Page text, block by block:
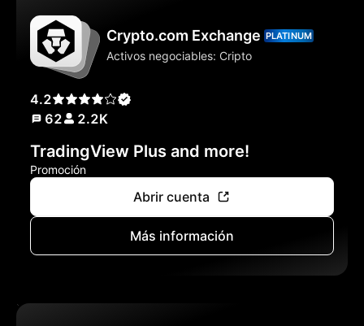
Crypto.com Exchange PLATINUM
Activos negociables: Cripto
4.2
62
2.2K
TradingView Plus and more!
Promoción
Abrir cuenta
Más información